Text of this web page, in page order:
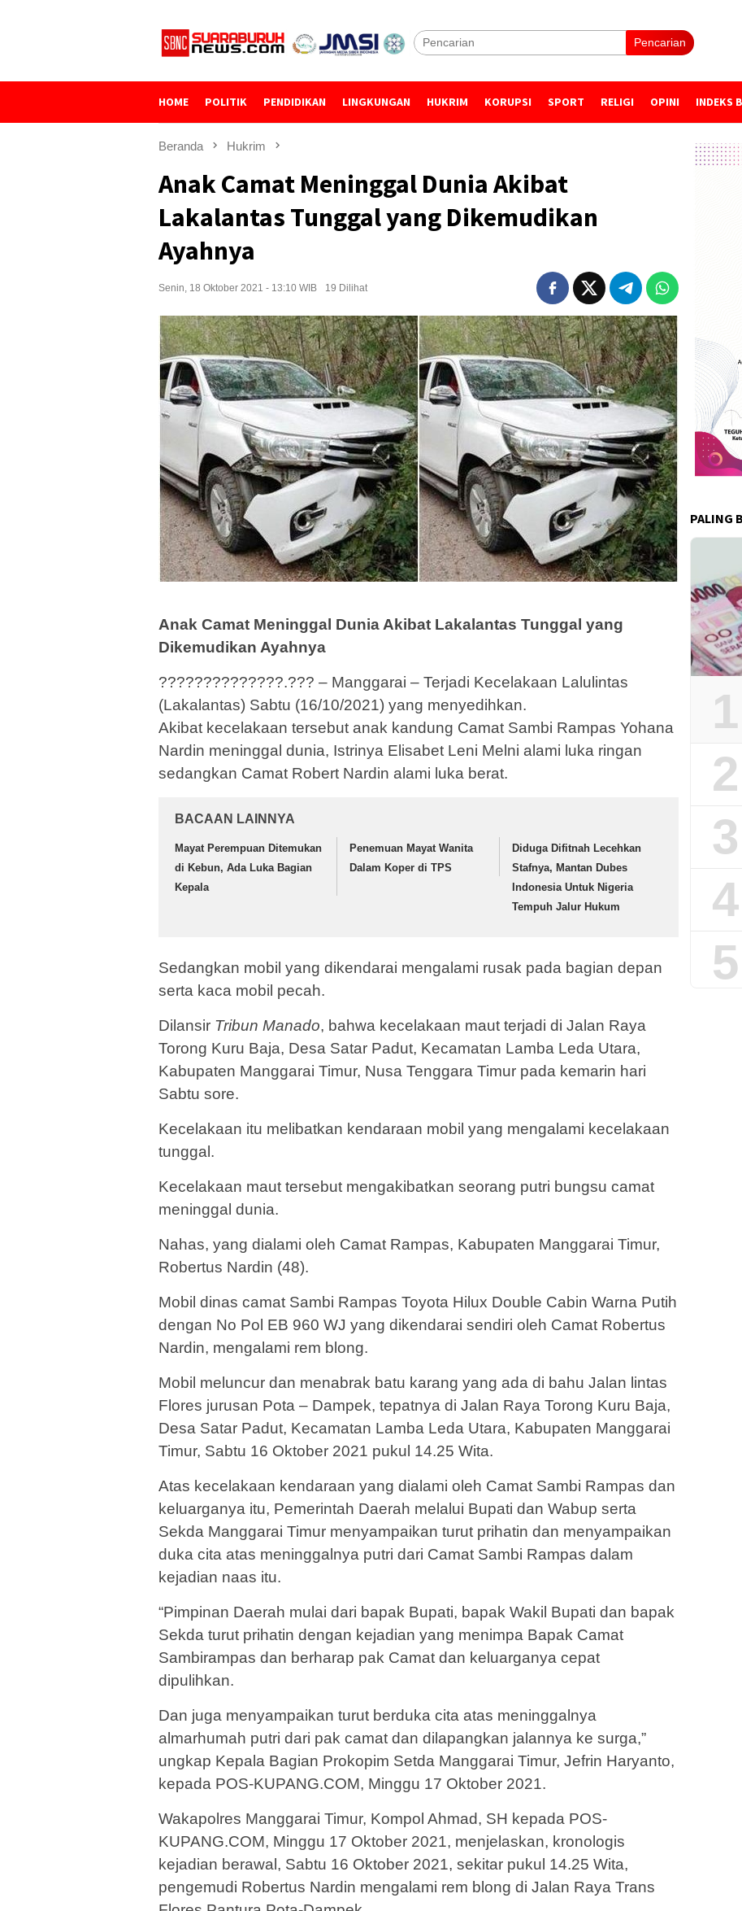
Pencarian
HOME POLITIK PENDIDIKAN LINGKUNGAN HUKRIM KORUPSI SPORT RELIGI OPINI INDEKS
Beranda Hukrim
Anak Camat Meninggal Dunia Akibat
Lakalantas Tunggal yang Dikemudikan
Ayahnya
Senin, 18 Oktober 2021 - 13:10 WIB 19 Dilihat
Anak Camat Meninggal Dunia Akibat Lakalantas Tunggal yang
Dikemudikan Ayahnya
??????????????.??? – Manggarai – Terjadi Kecelakaan Lalulintas
(Lakalantas) Sabtu (16/10/2021) yang menyedihkan.
Akibat kecelakaan tersebut anak kandung Camat Sambi Rampas Yohana
Nardin meninggal dunia, Istrinya Elisabet Leni Melni alami luka ringan
sedangkan Camat Robert Nardin alami luka berat.
BACAAN LAINNYA
Mayat Perempuan Ditemukan
di Kebun, Ada Luka Bagian
Kepala
Penemuan Mayat Wanita
Dalam Koper di TPS
Diduga Difitnah Lecehkan
Stafnya, Mantan Dubes
Indonesia Untuk Nigeria
Tempuh Jalur Hukum
Sedangkan mobil yang dikendarai mengalami rusak pada bagian depan
serta kaca mobil pecah.
Dilansir Tribun Manado, bahwa kecelakaan maut terjadi di Jalan Raya
Torong Kuru Baja, Desa Satar Padut, Kecamatan Lamba Leda Utara,
Kabupaten Manggarai Timur, Nusa Tenggara Timur pada kemarin hari
Sabtu sore.
Kecelakaan itu melibatkan kendaraan mobil yang mengalami kecelakaan
tunggal.
Kecelakaan maut tersebut mengakibatkan seorang putri bungsu camat
meninggal dunia.
Nahas, yang dialami oleh Camat Rampas, Kabupaten Manggarai Timur,
Robertus Nardin (48).
Mobil dinas camat Sambi Rampas Toyota Hilux Double Cabin Warna Putih
dengan No Pol EB 960 WJ yang dikendarai sendiri oleh Camat Robertus
Nardin, mengalami rem blong.
Mobil meluncur dan menabrak batu karang yang ada di bahu Jalan lintas
Flores jurusan Pota – Dampek, tepatnya di Jalan Raya Torong Kuru Baja,
Desa Satar Padut, Kecamatan Lamba Leda Utara, Kabupaten Manggarai
Timur, Sabtu 16 Oktober 2021 pukul 14.25 Wita.
Atas kecelakaan kendaraan yang dialami oleh Camat Sambi Rampas dan
keluarganya itu, Pemerintah Daerah melalui Bupati dan Wabup serta
Sekda Manggarai Timur menyampaikan turut prihatin dan menyampaikan
duka cita atas meninggalnya putri dari Camat Sambi Rampas dalam
kejadian naas itu.
“Pimpinan Daerah mulai dari bapak Bupati, bapak Wakil Bupati dan bapak
Sekda turut prihatin dengan kejadian yang menimpa Bapak Camat
Sambirampas dan berharap pak Camat dan keluarganya cepat
dipulihkan.
Dan juga menyampaikan turut berduka cita atas meninggalnya
almarhumah putri dari pak camat dan dilapangkan jalannya ke surga,”
ungkap Kepala Bagian Prokopim Setda Manggarai Timur, Jefrin Haryanto,
kepada POS-KUPANG.COM, Minggu 17 Oktober 2021.
Wakapolres Manggarai Timur, Kompol Ahmad, SH kepada POS-
KUPANG.COM, Minggu 17 Oktober 2021, menjelaskan, kronologis
kejadian berawal, Sabtu 16 Oktober 2021, sekitar pukul 14.25 Wita,
pengemudi Robertus Nardin mengalami rem blong di Jalan Raya Trans
PALING
1
2
3
4
5